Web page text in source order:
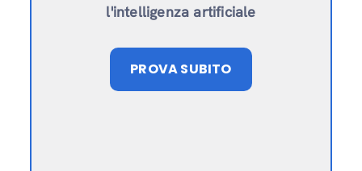
l'intelligenza artificiale
PROVA SUBITO